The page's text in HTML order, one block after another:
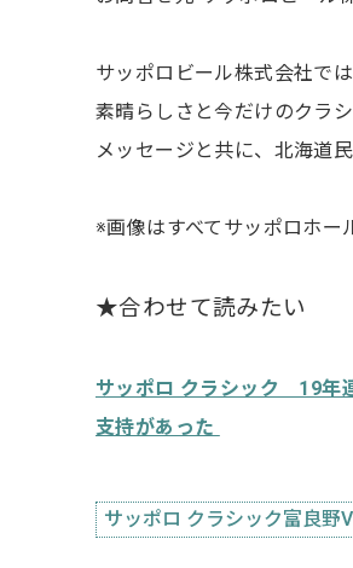
サッポロビール株式会社で
素晴らしさと今だけのクラ
メッセージと共に、北海道
※画像はすべてサッポロホー
★合わせて読みたい
サッポロ クラシック 19年
支持があった
サッポロ クラシック富良野